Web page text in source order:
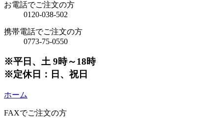
お電話でご注文の方
0120-038-502
携帯電話でご注文の方
0773-75-0550
※平日、土 9時～18時
※定休日：日、祝日
ホーム
FAXでご注文の方